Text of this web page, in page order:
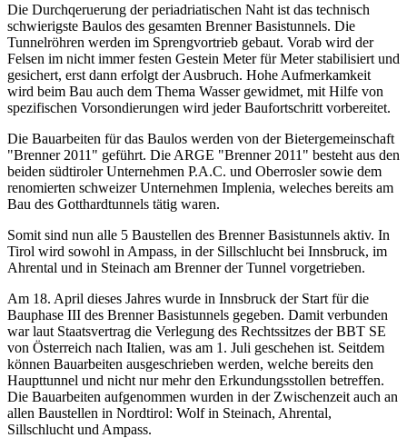
Die Durchqeruerung der periadriatischen Naht ist das technisch
schwierigste Baulos des gesamten Brenner Basistunnels. Die
Tunnelröhren werden im Sprengvortrieb gebaut. Vorab wird der
Felsen im nicht immer festen Gestein Meter für Meter stabilisiert und
gesichert, erst dann erfolgt der Ausbruch. Hohe Aufmerkamkeit
wird beim Bau auch dem Thema Wasser gewidmet, mit Hilfe von
spezifischen Vorsondierungen wird jeder Baufortschritt vorbereitet.
Die Bauarbeiten für das Baulos werden von der Bietergemeinschaft
"Brenner 2011" geführt. Die ARGE "Brenner 2011" besteht aus den
beiden südtiroler Unternehmen P.A.C. und Oberrosler sowie dem
renomierten schweizer Unternehmen Implenia, weleches bereits am
Bau des Gotthardtunnels tätig waren.
Somit sind nun alle 5 Baustellen des Brenner Basistunnels aktiv. In
Tirol wird sowohl in Ampass, in der Sillschlucht bei Innsbruck, im
Ahrental und in Steinach am Brenner der Tunnel vorgetrieben.
Am 18. April dieses Jahres wurde in Innsbruck der Start für die
Bauphase III des Brenner Basistunnels gegeben. Damit verbunden
war laut Staatsvertrag die Verlegung des Rechtssitzes der BBT SE
von Österreich nach Italien, was am 1. Juli geschehen ist. Seitdem
können Bauarbeiten ausgeschrieben werden, welche bereits den
Haupttunnel und nicht nur mehr den Erkundungsstollen betreffen.
Die Bauarbeiten aufgenommen wurden in der Zwischenzeit auch an
allen Baustellen in Nordtirol: Wolf in Steinach, Ahrental,
Sillschlucht und Ampass.